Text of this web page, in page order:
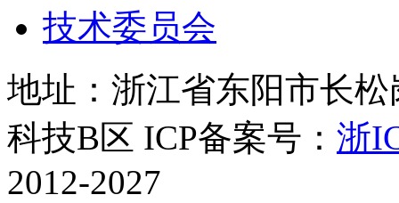
技术委员会
地址：浙江省东阳市长
科技B区 ICP备案号： 浙
2012-2027